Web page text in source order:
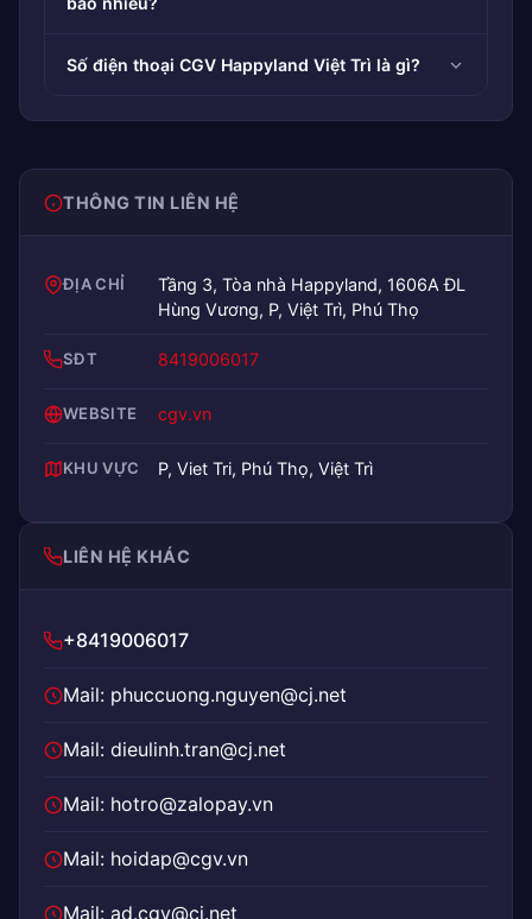
Số điện thoại CGV Happyland Việt Trì là gì?
THÔNG TIN LIÊN HỆ
ĐỊA CHỈ
Tầng 3, Tòa nhà Happyland, 1606A ĐL
Hùng Vương, P, Việt Trì, Phú Thọ
SĐT 8419006017
WEBSITE cgv.vn
KHU VỰC P, Viet Tri, Phú Thọ, Việt Trì
LIÊN HỆ KHÁC
+8419006017
Mail: phuccuong.nguyen@cj.net
Mail: dieulinh.tran@cj.net
Mail: hotro@zalopay.vn
Mail: hoidap@cgv.vn
Mail: ad.cgv@cj.net